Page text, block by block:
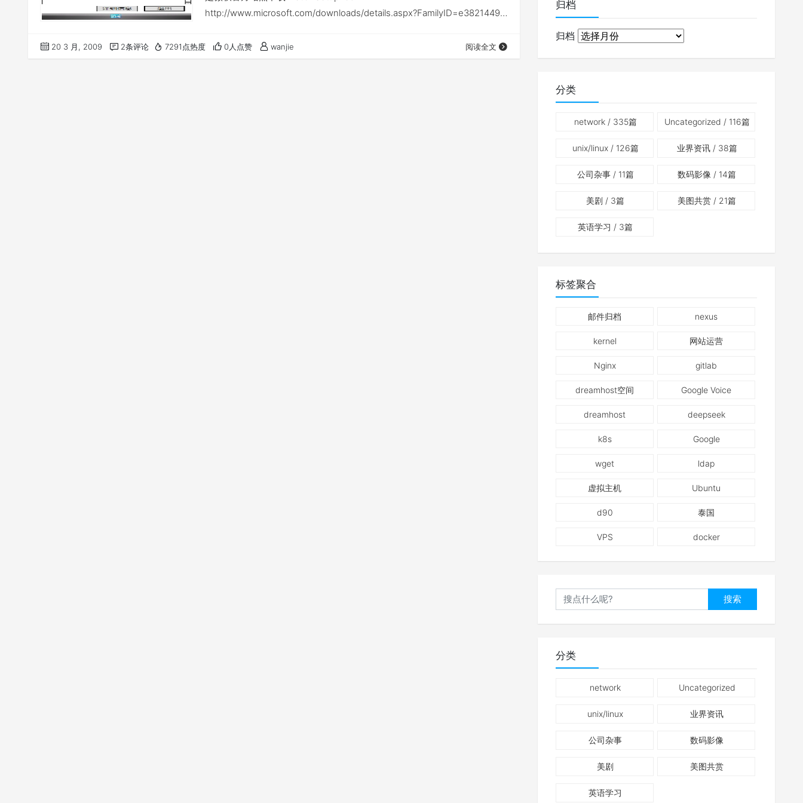
http://www.microsoft.com/downloads/details.aspx?FamilyID=e3821449-
20 3 月, 2009 2条评论 7291点热度 0人点赞 wanjie 阅读全文
归档
归档
分类
network/ 335篇 Uncategorized / 116篇
unix/linux/ 126篇 业界资讯/ 38篇
公司杂事/ 11篇 数码影像 / 14篇
美剧 / 3篇 美图共赏 / 21篇
英语学习 / 3篇
标签聚合
邮件归档 nexus
kernel 网站运营
Nginx gitlab
dreamhost空间 Google Voice
dreamhost deepseek
k8s Google
wget ldap
虚拟主机 Ubuntu
d90 泰国
VPS docker
搜索
分类
network Uncategorized
unix/linux 业界资讯
公司杂事 数码影像
美剧 美图共赏
英语学习